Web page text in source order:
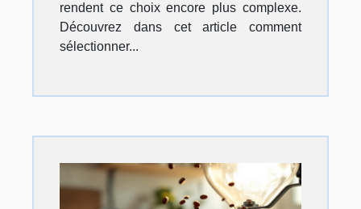
rendent ce choix encore plus complexe.
Découvrez dans cet article comment
sélectionner...